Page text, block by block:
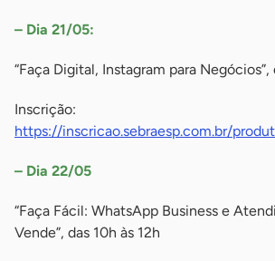
– Dia 21/05:
“Faça Digital, Instagram para Negócios”,
Inscrição:
https://inscricao.sebraesp.com.br/
– Dia 22/05
“Faça Fácil: WhatsApp Business e
Vende”, das 10h às 12h